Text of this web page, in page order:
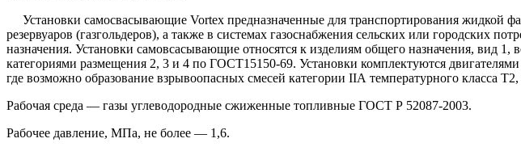
Установки самосвасывающие Vortex предназначенные для транспортирования
резервуаров (газгольдеров), а также в системах газоснабжения сельских или городских
назначения. Установки самовсасывающие относятся к изделиям общего назначения,
категориями размещения 2, 3 и 4 по ГОСТ15150-69. Установки комплектуются
где возможно образование взрывоопасных смесей категории IIА температурного класса
Рабочая среда — газы углеводородные сжиженные топливные ГОСТ Р 52087-2003.
Рабочее давление, МПа, не более — 1,6.